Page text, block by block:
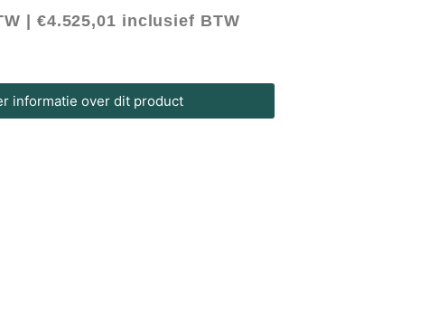
| €4.525,01 inclusief BTW
informatie over dit product